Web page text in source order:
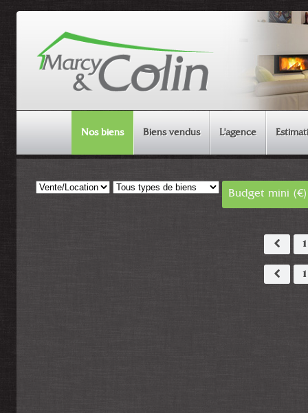
Nos biens Biens vendus L'agence
Budget mini (€)
1
1